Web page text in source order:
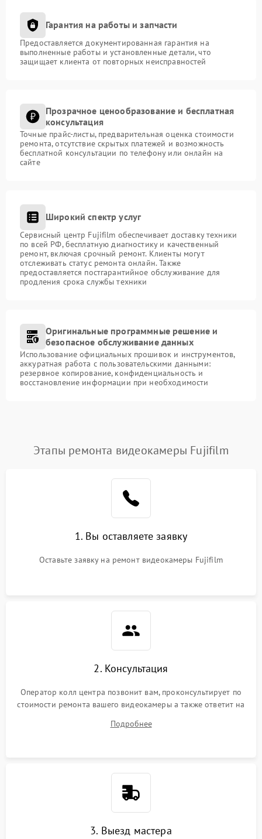
Гарантия на работы и запчасти
Предоставляется документированная гарантия на
выполненные работы и установленные детали, что
защищает клиента от повторных неисправностей
Прозрачное ценообразование и бесплатная
консультация
Точные прайс-листы, предварительная оценка стоимости
ремонта, отсутствие скрытых платежей и возможность
бесплатной консультации по телефону или онлайн на
сайте
Широкий спектр услуг
Сервисный центр Fujifilm обеспечивает доставку техники
по всей РФ, бесплатную диагностику и качественный
ремонт, включая срочный ремонт. Клиенты могут
отслеживать статус ремонта онлайн. Также
предоставляется постгарантийное обслуживание для
продления срока службы техники
Оригинальные программные решение и
безопасное обслуживание данных
Использование официальных прошивок и инструментов,
аккуратная работа с пользовательскими данными:
резервное копирование, конфиденциальность и
восстановление информации при необходимости
Этапы ремонта видеокамеры Fujifilm
1. Вы оставляете заявку
Оставьте заявку на ремонт видеокамеры Fujifilm
2. Консультация
Оператор колл центра позвонит вам, проконсультирует по
стоимости ремонта вашего видеокамеры а также ответит на
Подробнее
3. Выезд мастера